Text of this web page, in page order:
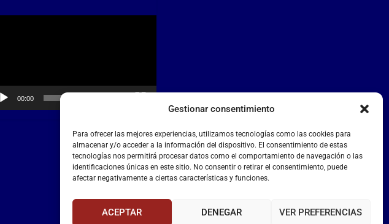
Gestionar consentimiento
Para ofrecer las mejores experiencias, utilizamos tecnologías como las cookies para
almacenar y/o acceder a la información del dispositivo. El consentimiento de estas
tecnologías nos permitirá procesar datos como el comportamiento de navegación o las
identificaciones únicas en este sitio. No consentir o retirar el consentimiento, puede
afectar negativamente a ciertas características y funciones.
ACEPTAR DENEGAR VER PREFERENCIAS
00:00